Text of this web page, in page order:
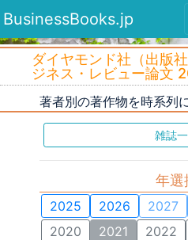
BusinessBooks.jp
ダイヤモンド社（出版
ジネス・レビュー論文
著者別の著作物を時系列
雑誌
年選
2025 2026 2027
2020
2021 2022